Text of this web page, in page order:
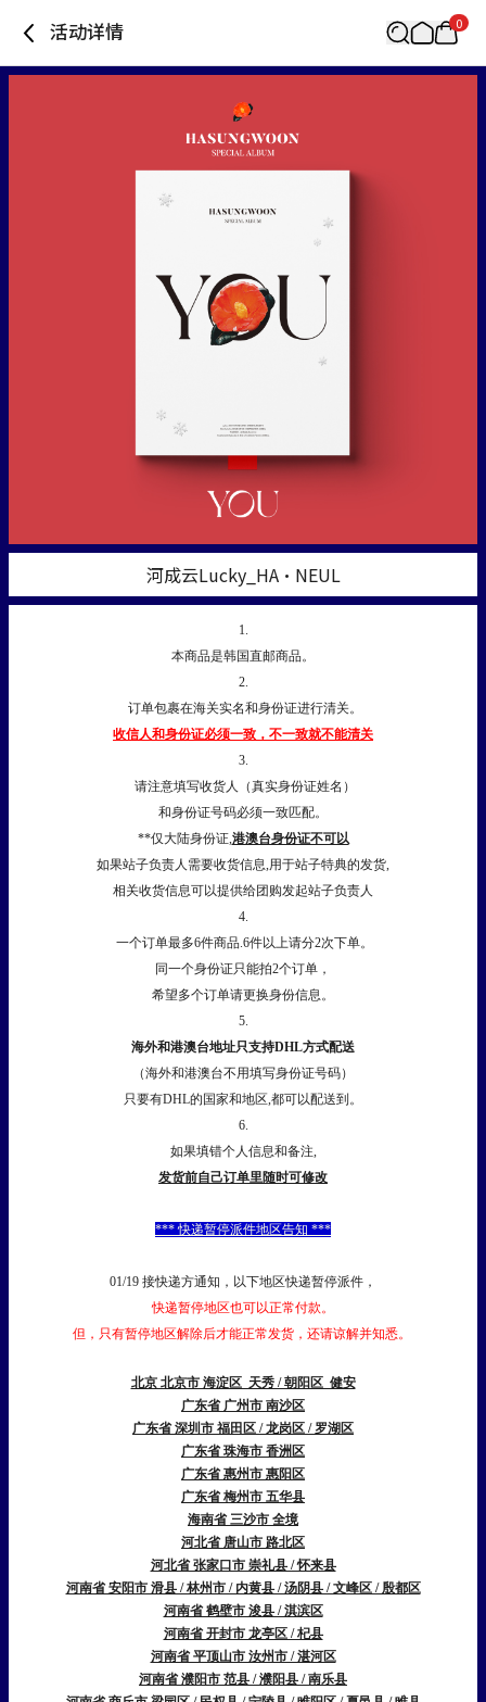
活动详情 0
河成云Lucky_HA·NEUL
1.
本商品是韩国直邮商品。
2.
订单包裹在海关实名和身份证进行清关。
收信人和身份证必须一致，不一致就不能清关
3.
请注意填写收货人（真实身份证姓名）
和身份证号码必须一致匹配。
**仅大陆身份证,港澳台身份证不可以
如果站子负责人需要收货信息,用于站子特典的发货,
相关收货信息可以提供给团购发起站子负责人
4.
一个订单最多6件商品.6件以上请分2次下单。
同一个身份证只能拍2个订单，
希望多个订单请更换身份信息。
5.
海外和港澳台地址只支持DHL方式配送
（海外和港澳台不用填写身份证号码）
只要有DHL的国家和地区,都可以配送到。
6.
如果填错个人信息和备注,
发货前自己订单里随时可修改
*** 快递暂停派件地区告知 ***
01/19 接快递方通知，以下地区快递暂停派件，
快递暂停地区也可以正常付款。
但，只有暂停地区解除后才能正常发货，还请谅解并知悉。
北京 北京市 海淀区 天秀 / 朝阳区 健安
广东省 广州市 南沙区
广东省 深圳市 福田区 / 龙岗区 / 罗湖区
广东省 珠海市 香洲区
广东省 惠州市 惠阳区
广东省 梅州市 五华县
海南省 三沙市 全境
河北省 唐山市 路北区
河北省 张家口市 崇礼县 / 怀来县
河南省 安阳市 滑县 / 林州市 / 内黄县 / 汤阴县 / 文峰区 / 殷都区
河南省 鹤壁市 浚县 / 淇滨区
河南省 开封市 龙亭区 / 杞县
河南省 平顶山市 汝州市 / 湛河区
河南省 濮阳市 范县 / 濮阳县 / 南乐县